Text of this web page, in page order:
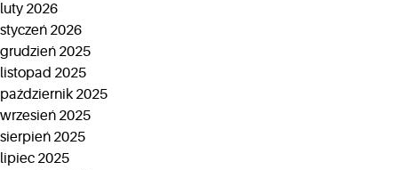
luty 2026
styczeń 2026
grudzień 2025
listopad 2025
październik 2025
wrzesień 2025
sierpień 2025
lipiec 2025